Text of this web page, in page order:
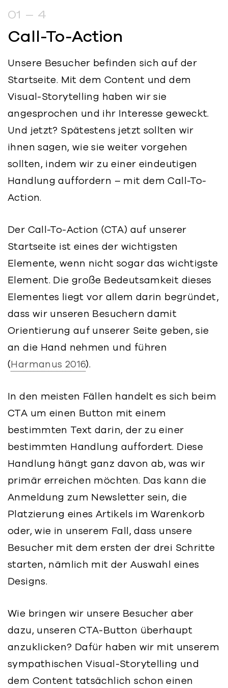
01 – 4
Call-To-Action
Unsere Besucher befinden sich auf der
Startseite. Mit dem Content und dem
Visual-Storytelling haben wir sie
angesprochen und ihr Interesse geweckt.
Und jetzt? Spätestens jetzt sollten wir
ihnen sagen, wie sie weiter vorgehen
sollten, indem wir zu einer eindeutigen
Handlung auffordern – mit dem Call-To-
Action.
Der Call-To-Action (CTA) auf unserer
Startseite ist eines der wichtigsten
Elemente, wenn nicht sogar das wichtigste
Element. Die große Bedeutsamkeit dieses
Elementes liegt vor allem darin begründet,
dass wir unseren Besuchern damit
Orientierung auf unserer Seite geben, sie
an die Hand nehmen und führen
(Harmanus 2016).
In den meisten Fällen handelt es sich beim
CTA um einen Button mit einem
bestimmten Text darin, der zu einer
bestimmten Handlung auffordert. Diese
Handlung hängt ganz davon ab, was wir
primär erreichen möchten. Das kann die
Anmeldung zum Newsletter sein, die
Platzierung eines Artikels im Warenkorb
oder, wie in unserem Fall, dass unsere
Besucher mit dem ersten der drei Schritte
starten, nämlich mit der Auswahl eines
Designs.
Wie bringen wir unsere Besucher aber
dazu, unseren CTA-Button überhaupt
anzuklicken? Dafür haben wir mit unserem
sympathischen Visual-Storytelling und
dem Content tatsächlich schon einen